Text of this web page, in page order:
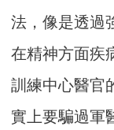
法，像是透過
在精神方面疾
訓練中心醫官
實上要騙過軍